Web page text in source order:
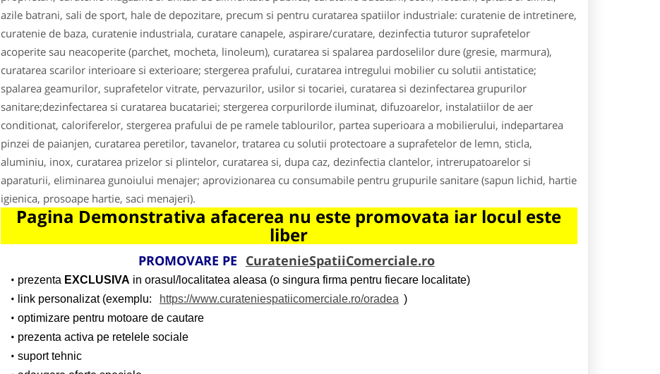
azile batrani, sali de sport, hale de depozitare, precum si pentru curatarea spatiilor industriale: curatenie de intretinere,
curatenie de baza, curatenie industriala, curatare canapele, aspirare/curatare, dezinfectia tuturor suprafetelor
acoperite sau neacoperite (parchet, mocheta, linoleum), curatarea si spalarea pardoselilor dure (gresie, marmura),
curatarea scarilor interioare si exterioare; stergerea prafului, curatarea intregului mobilier cu solutii antistatice;
spalarea geamurilor, suprafetelor vitrate, pervazurilor, usilor si tocariei, curatarea si dezinfectarea grupurilor
sanitare;dezinfectarea si curatarea bucatariei; stergerea corpurilorde iluminat, difuzoarelor, instalatiilor de aer
conditionat, caloriferelor, stergerea prafului de pe ramele tablourilor, partea superioara a mobilierului, indepartarea
pinzei de paianjen, curatarea peretilor, tavanelor, tratarea cu solutii protectoare a suprafetelor de lemn, sticla,
aluminiu, inox, curatarea prizelor si plintelor, curatarea si, dupa caz, dezinfectia clantelor, intrerupatoarelor si
aparaturii, eliminarea gunoiului menajer; aprovizionarea cu consumabile pentru grupurile sanitare (sapun lichid, hartie
igienica, prosoape hartie, saci menajeri).
Pagina Demonstrativa afacerea nu este promovata iar locul este
liber
PROMOVARE PE CuratenieSpatiiComerciale.ro
prezenta EXCLUSIVA in orasul/localitatea aleasa (o singura firma pentru fiecare localitate)
link personalizat (exemplu:
https://www.curateniespatiicomerciale.ro/oradea )
optimizare pentru motoare de cautare
prezenta activa pe retelele sociale
suport tehnic